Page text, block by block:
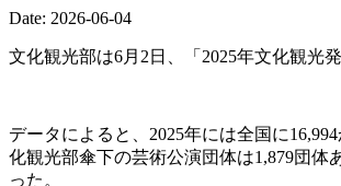
Date: 2026-06-04
文化観光部は6月2日、「2025年文化観光
データによると、2025年には全国に
化観光部傘下の芸術公演団体は1,879団体
った。